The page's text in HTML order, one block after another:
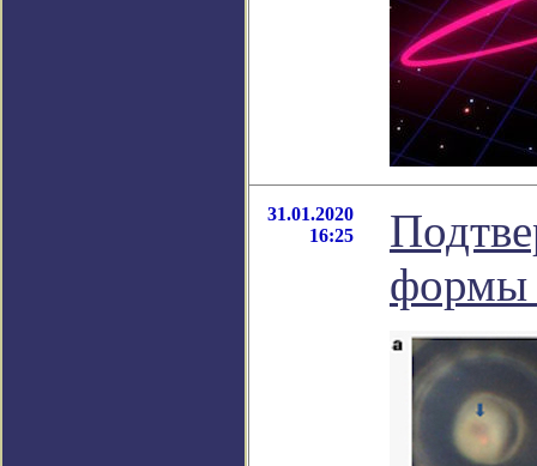
31.01.2020
16:25
формы